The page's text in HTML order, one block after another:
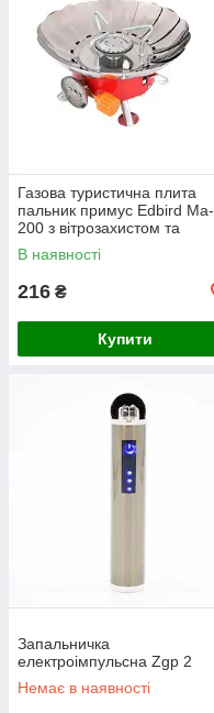
Газова туристична плита
пальник примус Edbird Ma-
200 з вітрозахистом та
чохлом
В наявності
216 ₴
Купити
Запальничка
електроімпульсна Zgp 2
Немає в наявності